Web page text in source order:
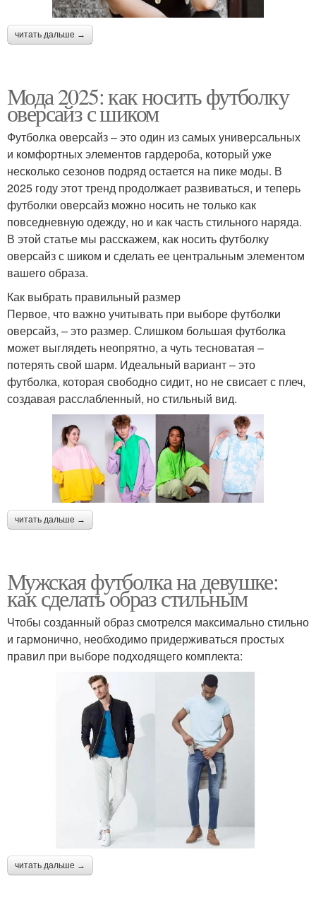
читать дальше →
Мода 2025: как носить футболку
оверсайз с шиком
Футболка оверсайз – это один из самых универсальных
и комфортных элементов гардероба, который уже
несколько сезонов подряд остается на пике моды. В
2025 году этот тренд продолжает развиваться, и теперь
футболки оверсайз можно носить не только как
повседневную одежду, но и как часть стильного наряда.
В этой статье мы расскажем, как носить футболку
оверсайз с шиком и сделать ее центральным элементом
вашего образа.
Как выбрать правильный размер
Первое, что важно учитывать при выборе футболки
оверсайз, – это размер. Слишком большая футболка
может выглядеть неопрятно, а чуть тесноватая –
потерять свой шарм. Идеальный вариант – это
футболка, которая свободно сидит, но не свисает с плеч,
создавая расслабленный, но стильный вид.
читать дальше →
Мужская футболка на девушке:
как сделать образ стильным
Чтобы созданный образ смотрелся максимально стильно
и гармонично, необходимо придерживаться простых
правил при выборе подходящего комплекта:
читать дальше →